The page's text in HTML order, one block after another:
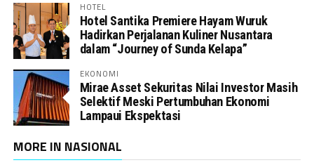
HOTEL
Hotel Santika Premiere Hayam Wuruk
Hadirkan Perjalanan Kuliner Nusantara
dalam “Journey of Sunda Kelapa”
EKONOMI
Mirae Asset Sekuritas Nilai Investor Masih
Selektif Meski Pertumbuhan Ekonomi
Lampaui Ekspektasi
MORE IN NASIONAL